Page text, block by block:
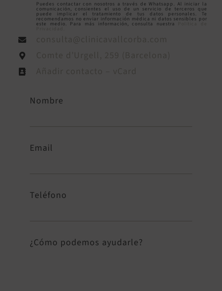
Puedes contactar con nosotros a través de Whatsapp. Al iniciar la
comunicación, consientes el uso de un servicio de terceros que
puede implicar el tratamiento de tus datos personales. Te
recomendamos no enviar información médica ni datos sensibles por
este medio. Para más información, consulta nuestra
Nombre
Email
Teléfono
¿Cómo podemos ayudarle?